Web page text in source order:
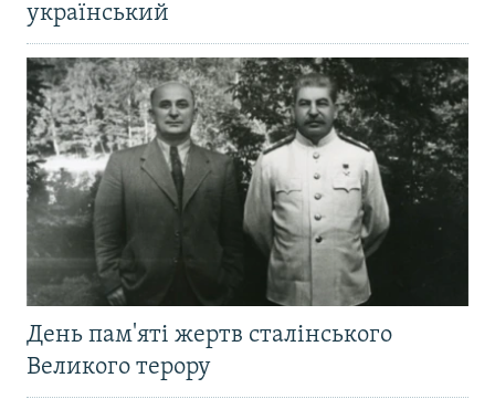
український
День пам'яті жертв сталінського
Великого терору